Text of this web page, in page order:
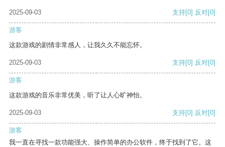
2025-09-03 支持[0] 反对[0]
游客
这款游戏的剧情非常感人，让我久久不能忘怀。
2025-09-03 支持[0] 反对[0]
游客
这款游戏的音乐非常优美，听了让人心旷神怡。
2025-09-03 支持[0] 反对[0]
游客
我一直在寻找一款功能强大、操作简单的办公软件，终于找到了它。这